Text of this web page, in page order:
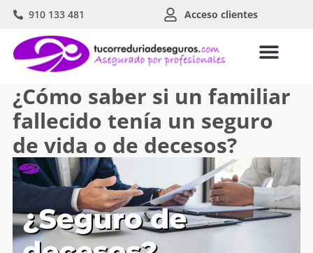
910 133 481 Acceso clientes
¿Cómo saber si un familiar
fallecido tenía un seguro
de vida o de decesos?